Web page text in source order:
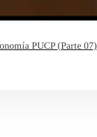
PUCP (Parte 07)